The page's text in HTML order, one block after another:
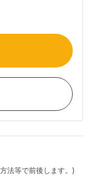
法等で前後します。)